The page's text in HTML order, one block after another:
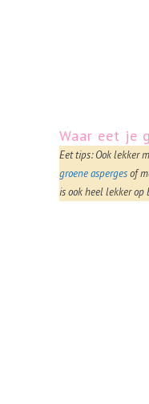
Waar eet je
Eet tips: Ook lekker
groene aspergesof
is ook heel lekker op